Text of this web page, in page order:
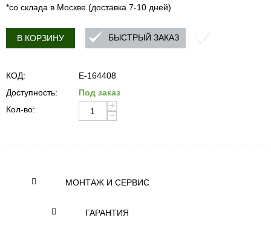
*со склада в Москве (доставка 7-10 дней)
В КОРЗИНУ БЫСТРЫЙ ЗАКАЗ
КОД:
E-164408
Доступность:
Под заказ
Кол-во:
+
−
МОНТАЖ И СЕРВИС
ГАРАНТИЯ